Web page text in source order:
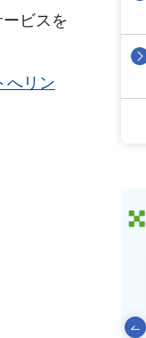
ビスを
へリン